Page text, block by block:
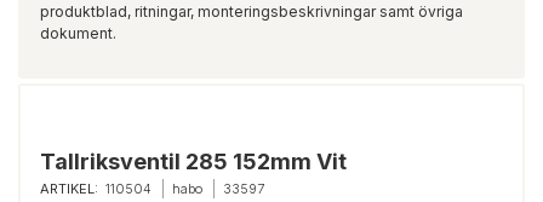
produktblad, ritningar, monteringsbeskrivningar samt övriga
dokument.
Tallriksventil 285 152mm Vit
ARTIKEL: 110504 habo 33597